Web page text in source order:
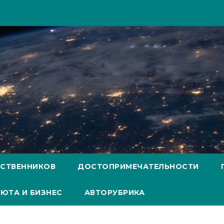
ДОСТОПРИМЕЧАТЕЛЬНОСТИ
И БИЗНЕС АВТОРУБРИКА